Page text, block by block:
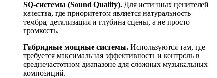
SQ-системы (Sound Quality). Для истинных ценителей
качества, где приоритетом является натуральность
тембра, детализация и глубина сцены, а не просто
громкость.
Гибридные мощные системы. Используются там, где
требуется максимальная эффективность и контроль в
среднечастотном диапазоне для сложных музыкальных
композиций.